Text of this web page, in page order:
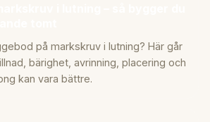
på markskruv i lutning? Här går
bärighet, avrinning, placering och
kan vara bättre.